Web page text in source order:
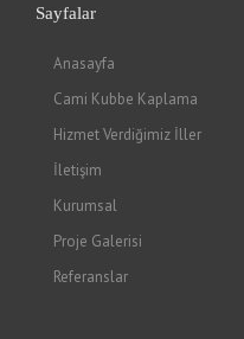
Sayfalar
Anasayfa
Cami Kubbe Kaplama
Hizmet Verdiğimiz İller
İletişim
Kurumsal
Proje Galerisi
Referanslar